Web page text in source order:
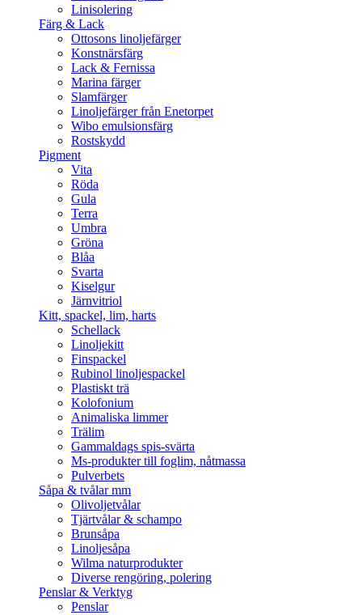
Linisolering
Färg & Lack
Ottosons linoljefärger
Konstnärsfärg
Lack & Fernissa
Marina färger
Slamfärger
Linoljefärger från Enetorpet
Wibo emulsionsfärg
Rostskydd
Pigment
Vita
Röda
Gula
Terra
Umbra
Gröna
Blåa
Svarta
Kiselgur
Järnvitriol
Kitt, spackel, lim, harts
Schellack
Linoljekitt
Finspackel
Rubinol linoljespackel
Plastiskt trä
Kolofonium
Animaliska limmer
Trälim
Gammaldags spis-svärta
Ms-produkter till foglim, nåtmassa
Pulverbets
Såpa & tvålar mm
Olivoljetvålar
Tjärtvålar & schampo
Brunsåpa
Linoljesåpa
Wilma naturprodukter
Diverse rengöring, polering
Penslar & Verktyg
Penslar